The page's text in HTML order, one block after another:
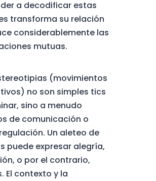
a decodificar estas
transforma su relación
considerablemente las
mutuas.
(movimientos
no son simples tics
sino a menudo
de comunicación o
Un aleteo de
puede expresar alegría,
o por el contrario,
El contexto y la